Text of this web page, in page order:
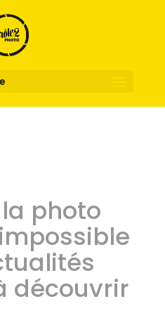
photo
découvrir